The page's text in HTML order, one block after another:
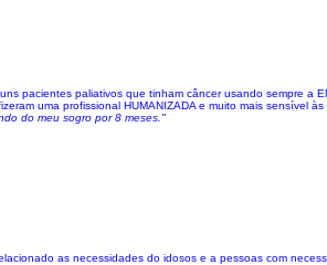
pacientes paliativos que tinham câncer usando sempre a
uma profissional HUMANIZADA e muito mais sensível às
do meu sogro por 8 meses."
as necessidades do idosos e a pessoas com